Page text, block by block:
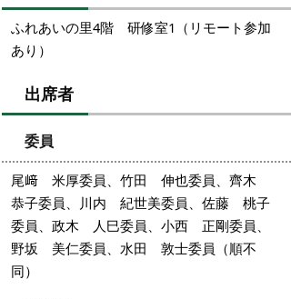
ふれあいの里4階 研修室1（リモート参加
あり）
出席者
委員
尾﨑 米厚委員、竹田 伸也委員、齊木
恭子委員、川内 紀世美委員、佐藤 桃子
委員、政木 人巳委員、小西 正剛委員、
野坂 美仁委員、水田 敦士委員（順不
同）